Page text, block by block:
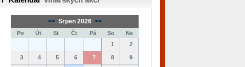
<< Srpen 2026 >>
Po Út St Čt Pá So
Ne
1
2
3 4 5 6 7 8 9